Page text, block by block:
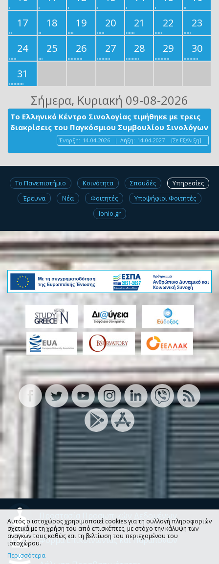
17
18 19 20 21 22
23
24
25 26 27 28 29
30
31
Σήμερα, Κυριακή 09-08-2026
Το Ελληνικό Κέντρο Σινολογίας τιμήθηκε με τρεις
διακρίσεις του Παγκόσμιου Συμβουλίου Σινολόγων
Έναρξη: 14-04-2026 | Λήξη: 14-04-2027 [Σε Εξέλιξη]
Το Πανεπιστήμιο Κοινότητα Σπουδές
Υπηρεσίες
Έρευνα
Νέα Φοιτητές
Υποψήφιοι Φοιτητές
Ionio.gr
Προστασία Προσωπικών Δεδομένων
Φόρμα Επικοινωνίας και Παραπόνων
Αυτός ο ιστοχώρος χρησιμοποιεί cookies για τη συλλογή πληροφοριών
σχετικά με τη χρήση του από επισκέπτες, με στόχο την κάλυψη των
αναγκών τους καθώς και τη βελτίωση του περιεχομένου του
ιστοχώρου.
Περισσότερα